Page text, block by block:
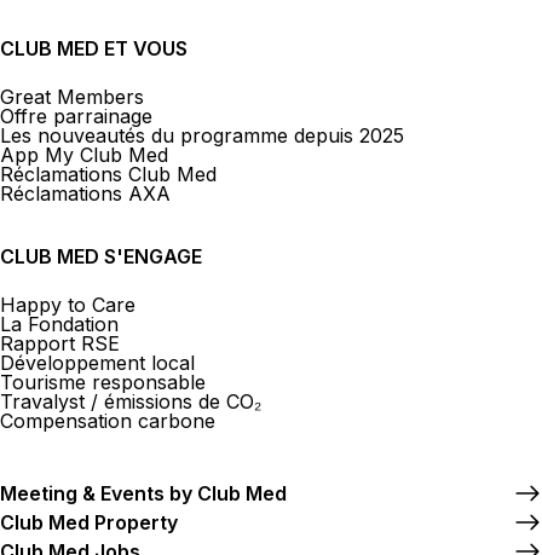
CLUB MED ET VOUS
Great Members
Offre parrainage
Les nouveautés du programme depuis 2025
App My Club Med
Réclamations Club Med
Réclamations AXA
CLUB MED S'ENGAGE
Happy to Care
La Fondation
Rapport RSE
Développement local
Tourisme responsable
Travalyst / émissions de CO₂
Compensation carbone
Meeting & Events by Club Med
Club Med Property